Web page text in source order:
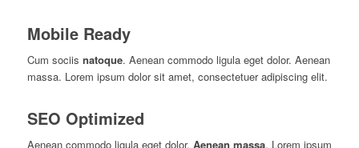
Mobile Ready
Cum sociis natoque. Aenean commodo ligula eget dolor. Aenean
massa. Lorem ipsum dolor sit amet, consectetuer adipiscing elit.
SEO Optimized
Aenean commodo ligula eget dolor. Aenean massa. Lorem ipsum